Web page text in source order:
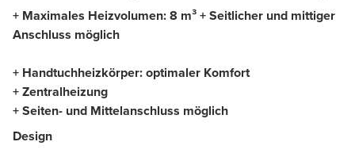
+ Maximales Heizvolumen: 8 m³ + Seitlicher und mittiger
Anschluss möglich
+ Handtuchheizkörper: optimaler Komfort
+ Zentralheizung
+ Seiten- und Mittelanschluss möglich
Design